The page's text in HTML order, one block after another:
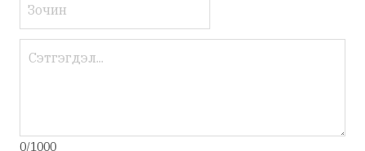
0/1000